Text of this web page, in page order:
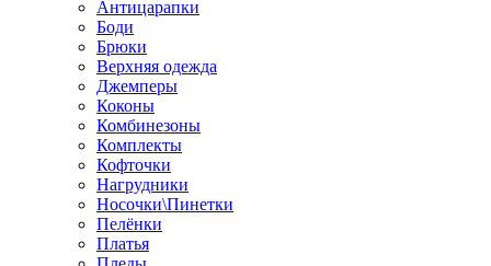
Антицарапки
Боди
Брюки
Верхняя одежда
Джемперы
Коконы
Комбинезоны
Комплекты
Кофточки
Нагрудники
Носочки\Пинетки
Пелёнки
Платья